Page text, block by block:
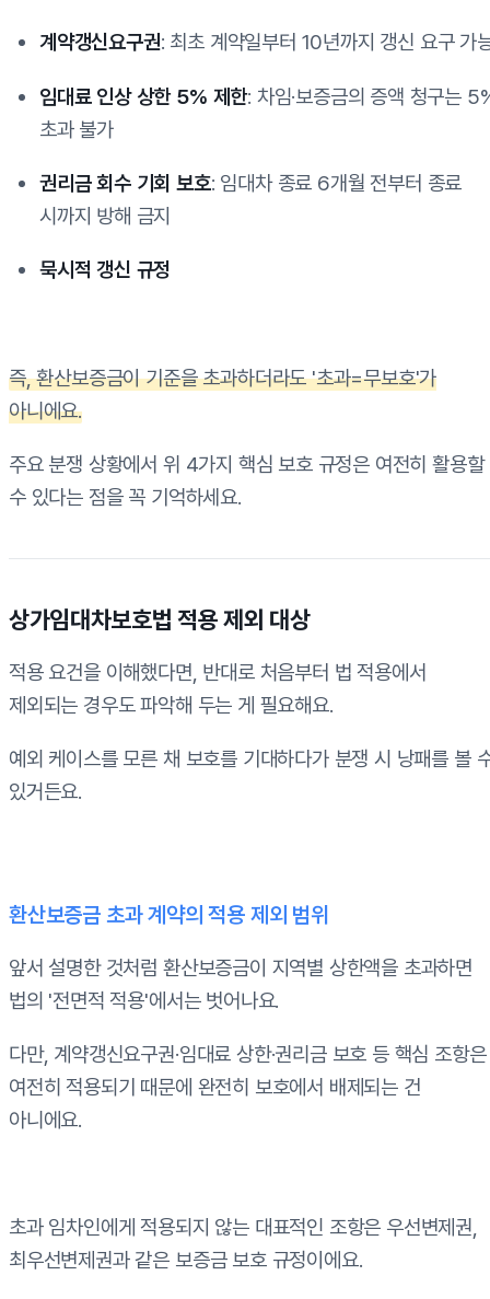
계약갱신요구권: 최초 계약일부터 10년까지 갱신 요구 가
임대료 인상 상한 5% 제한: 차임·보증금의 증액 청구는
초과 불가
권리금 회수 기회 보호: 임대차 종료 6개월 전부터 종료
시까지 방해 금지
묵시적 갱신 규정
즉, 환산보증금이 기준을 초과하더라도 '초과=무보호'가
아니에요.
주요 분쟁 상황에서 위 4가지 핵심 보호 규정은 여전히 활용할
수 있다는 점을 꼭 기억하세요.
상가임대차보호법 적용 제외 대상
적용 요건을 이해했다면, 반대로 처음부터 법 적용에서
제외되는 경우도 파악해 두는 게 필요해요.
예외 케이스를 모른 채 보호를 기대하다가 분쟁 시 낭패를 볼
있거든요.
환산보증금 초과 계약의 적용 제외 범위
앞서 설명한 것처럼 환산보증금이 지역별 상한액을 초과하면
법의 '전면적 적용'에서는 벗어나요.
다만, 계약갱신요구권·임대료 상한·권리금 보호 등 핵심 조항은
여전히 적용되기 때문에 완전히 보호에서 배제되는 건
아니에요.
초과 임차인에게 적용되지 않는 대표적인 조항은 우선변제권,
최우선변제권과 같은 보증금 보호 규정이에요.